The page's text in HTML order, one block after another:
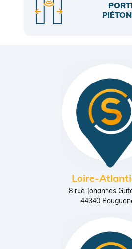
Loire-
8 rue Johannes
44340